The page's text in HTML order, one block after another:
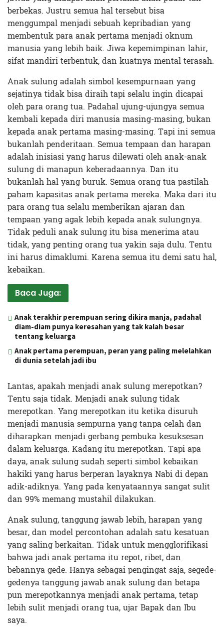
berbekas. Justru semua hal tersebut bisa
menggumpal menjadi sebuah kepribadian yang
membentuk para anak pertama menjadi oknum
manusia yang lebih baik. Jiwa kepemimpinan lahir,
sifat mandiri terbentuk, dan kuatnya mental terasah.
Anak sulung adalah simbol kesempurnaan yang
sejatinya tidak bisa diraih tapi selalu ingin dicapai
oleh para orang tua. Padahal ujung-ujungya semua
kembali kepada diri manusia masing-masing, bukan
kepada anak pertama masing-masing. Tapi ini semua
bukanlah penderitaan. Semua tempaan dan harapan
adalah inisiasi yang harus dilewati oleh anak-anak
sulung di manapun keberadaannya. Dan itu
bukanlah hal yang buruk. Semua orang tua pastilah
paham kapasitas anak pertama mereka. Maka dari itu
para orang tua selalu memberikan ajaran dan
tempaan yang agak lebih kepada anak sulungnya.
Tidak peduli anak sulung itu bisa menerima atau
tidak, yang penting orang tua yakin saja dulu. Tentu
ini harus dimaklumi. Karena semua itu demi satu hal,
kebaikan.
Baca Juga:
Anak terakhir perempuan sering dikira manja, padahal
diam-diam punya keresahan yang tak kalah besar
tentang keluarga
Anak pertama perempuan, peran yang paling melelahkan
di dunia setelah jadi ibu
Lantas, apakah menjadi anak sulung merepotkan?
Tentu saja tidak. Menjadi anak sulung tidak
merepotkan. Yang merepotkan itu ketika disuruh
menjadi manusia sempurna yang tanpa celah dan
diharapkan menjadi gerbang pembuka kesuksesan
dalam keluarga. Kadang itu merepotkan. Tapi apa
daya, anak sulung sudah seperti simbol kebaikan
hakiki yang harus berperan layaknya Nabi di depan
adik-adiknya. Yang pada kenyataannya sangat sulit
dan 99% memang mustahil dilakukan.
Anak sulung, tanggung jawab lebih, harapan yang
besar, dan model percontohan adalah satu kesatuan
yang saling berkaitan. Tidak untuk mengglorifikasi
bahwa jadi anak pertama itu repot, ribet, dan
bebannya gede. Hanya sebagai pengingat saja, segede-
gedenya tanggung jawab anak sulung dan betapa
pun merepotkannya menjadi anak pertama, tetap
lebih sulit menjadi orang tua, ujar Bapak dan Ibu
saya.